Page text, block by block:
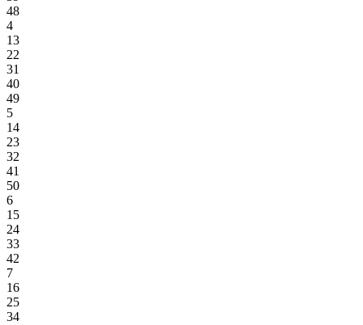
48
4
13
22
31
40
49
5
14
23
32
41
50
6
15
24
33
42
7
16
25
34